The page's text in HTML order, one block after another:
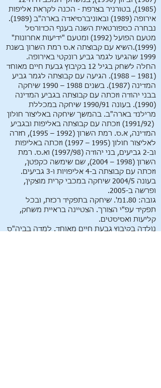
(1985), בטורניר בצרפת - הכנה לקראת אליפות
אירופה (1989) ובאוניברסיאדה בארה"ב (1989).
נבחרה כספורטאית השנה בענף הכדורסל
מטעם הפועל (1992) ומטעם "ידיעות אחרונות"
(1999).השיא עם קבוצתה א.ס רמת השרון בשנת
1999 שהגיעו לגמר גביע רונקטי באירופה.
החלה לשחק בגיל 12 בקיבוץ גבעת חיים מאוחד
(1981 – 1988). הגיעה עם קבוצתה לגמר גביע
המדינה (1987). בשנים 1988 – 1990 שיחקה
בבני יהודה וזכתה עם קבוצתה בגביע המדינה
(1990). בעונה 1990/91 שיחקה במכללת
מרילנד בארה"ב. בהמשך שיחקה באליצור חולון
(1991/92) וזכתה עם קבוצתה באליפות ובגביע
המדינה, א.ס. רמת השרון (1992 – 1995), חזרה
לאליצור חולון (1995 – 1997) וזכתה באליפות
וב-2 גביעים, בני יהודה (1997/98) וא.ס. רמת
השרון (1998 – 2004), שם שימשה כקפטן,
וזכתה עם קבוצתה ב-4 אליפויות ו-3 גביעים.
בעונה 2004/5 שיחקה במכבי קרית מוצקין,
ופרשה ב-2005.
גובה: 1.80מ'. שיחקה בתפקיד רכזת, ובכל
תפקיד עפ"י הצורך. הצטיינה בראיית משחק,
קליעות ואסיסטים.
נולדה בקיבוץ גבעת חיים מאוחד. למדה בביה"ס